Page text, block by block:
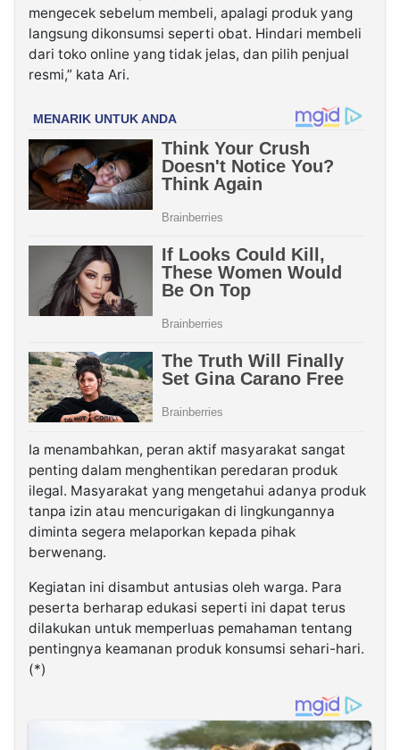
mengecek sebelum membeli, apalagi produk yang
langsung dikonsumsi seperti obat. Hindari membeli
dari toko online yang tidak jelas, dan pilih penjual
resmi,” kata Ari.
Ia menambahkan, peran aktif masyarakat sangat
penting dalam menghentikan peredaran produk
ilegal. Masyarakat yang mengetahui adanya produk
tanpa izin atau mencurigakan di lingkungannya
diminta segera melaporkan kepada pihak
berwenang.
Kegiatan ini disambut antusias oleh warga. Para
peserta berharap edukasi seperti ini dapat terus
dilakukan untuk memperluas pemahaman tentang
pentingnya keamanan produk konsumsi sehari-hari.
(*)